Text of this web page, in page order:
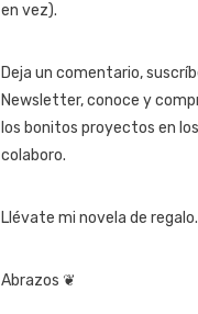
en vez).
Deja un comentario,
Newsletter, conoce y
los bonitos proyectos en
colaboro.
Llévate mi novela de regalo.
Abrazos ❦